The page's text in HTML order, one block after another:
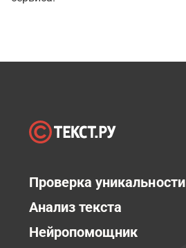
Проверка уникальности
Анализ текста
Нейропомощник